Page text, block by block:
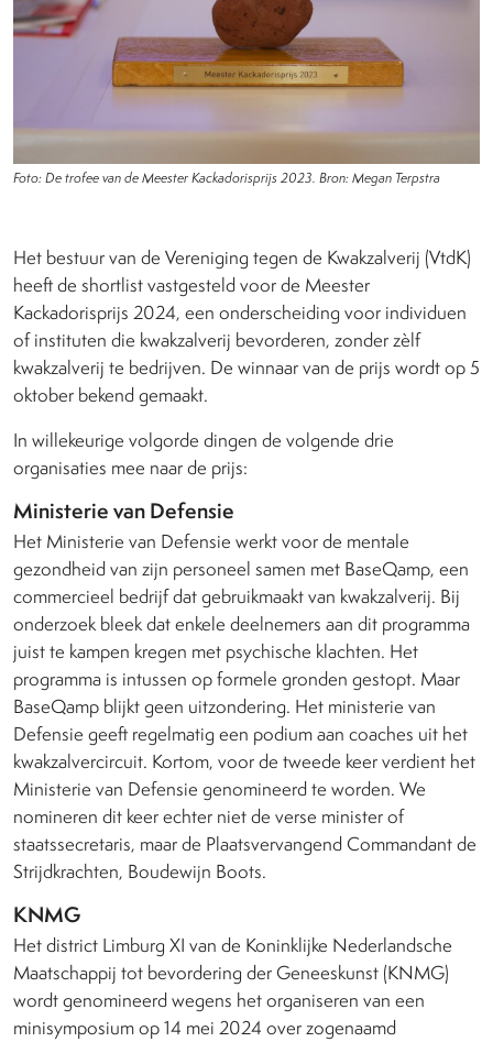
Foto: De trofee van de Meester Kackadorisprijs 2023. Bron: Megan Terpstra
Het bestuur van de Vereniging tegen de Kwakzalverij (VtdK)
heeft de shortlist vastgesteld voor de Meester
Kackadorisprijs 2024, een onderscheiding voor individuen
of instituten die kwakzalverij bevorderen, zonder zèlf
kwakzalverij te bedrijven. De winnaar van de prijs wordt op 5
oktober bekend gemaakt.
In willekeurige volgorde dingen de volgende drie
organisaties mee naar de prijs:
Ministerie van Defensie
Het Ministerie van Defensie werkt voor de mentale
gezondheid van zijn personeel samen met BaseQamp, een
commercieel bedrijf dat gebruikmaakt van kwakzalverij. Bij
onderzoek bleek dat enkele deelnemers aan dit programma
juist te kampen kregen met psychische klachten. Het
programma is intussen op formele gronden gestopt. Maar
BaseQamp blijkt geen uitzondering. Het ministerie van
Defensie geeft regelmatig een podium aan coaches uit het
kwakzalvercircuit. Kortom, voor de tweede keer verdient het
Ministerie van Defensie genomineerd te worden. We
nomineren dit keer echter niet de verse minister of
staatssecretaris, maar de Plaatsvervangend Commandant de
Strijdkrachten, Boudewijn Boots.
KNMG
Het district Limburg XI van de Koninklijke Nederlandsche
Maatschappij tot bevordering der Geneeskunst (KNMG)
wordt genomineerd wegens het organiseren van een
minisymposium op 14 mei 2024 over zogenaamd